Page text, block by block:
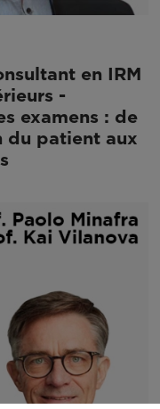
en IRM
-
examens : de
du patient aux